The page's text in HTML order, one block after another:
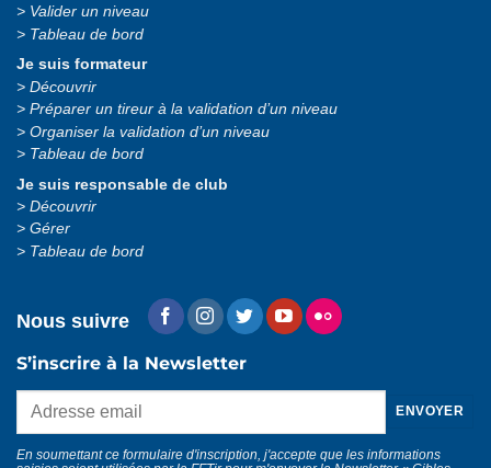
Valider un niveau
Tableau de bord
Je suis formateur
Découvrir
Préparer un tireur à la validation d’un niveau
Organiser la validation d’un niveau
Tableau de bord
Je suis responsable de club
Découvrir
Gérer
Tableau de bord
Nous suivre
S’inscrire à la Newsletter
En soumettant ce formulaire d'inscription, j'accepte que les informations